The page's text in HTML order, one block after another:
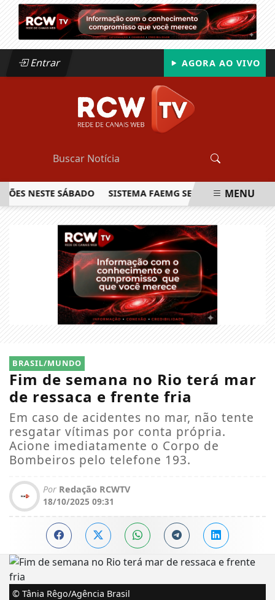
Entrar AGORA AO VIVO
SÁBADO SISTEMA FAEMG SENAR LANÇA OMENU
BRASIL/MUNDO
Fim de semana no Rio terá mar
de ressaca e frente fria
Em caso de acidentes no mar, não tente
resgatar vítimas por conta própria.
Acione imediatamente o Corpo de
Bombeiros pelo telefone 193.
Por Redação RCWTV
18/10/2025 09:31
© Tânia Rêgo/Agência Brasil